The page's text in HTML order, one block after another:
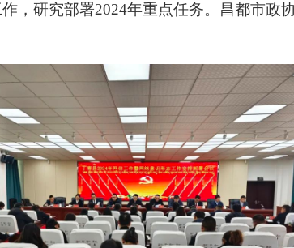
，研究部署2024年重点任务。昌都市政